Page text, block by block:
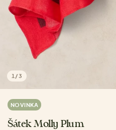
1 /3
NOVINKA
Šátek Molly Plum